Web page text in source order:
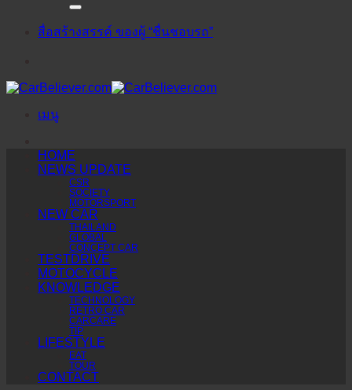
สื่อสร้างสรรค์ ของผู้ “ชื่นชอบรถ”
เมนู
HOME
NEWS UPDATE
CSR
SOCIETY
MOTORSPORT
NEW CAR
THAILAND
GLOBAL
CONCEPT CAR
TESTDRIVE
MOTOCYCLE
KNOWLEDGE
TECHNOLOGY
RETRO CAR
CARCARE
TIP
LIFESTYLE
EAT
TOUR
CONTACT